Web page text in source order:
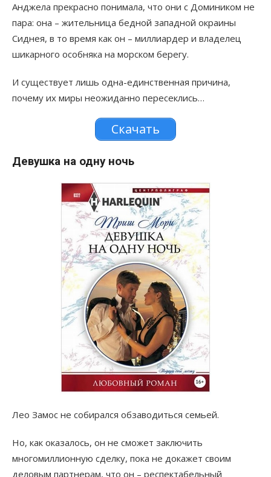
Анджела прекрасно понимала, что они с Домиником не
пара: она – жительница бедной западной окраины
Сиднея, в то время как он – миллиардер и владелец
шикарного особняка на морском берегу.
И существует лишь одна-единственная причина,
почему их миры неожиданно пересеклись…
Скачать
Девушка на одну ночь
Лео Замос не собирался обзаводиться семьей.
Но, как оказалось, он не сможет заключить
многомиллионную сделку, пока не докажет своим
деловым партнерам, что он – респектабельный